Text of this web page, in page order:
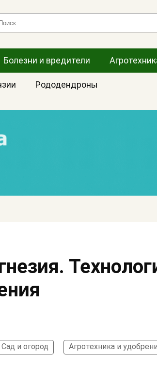
Болезни и вредители
Рододендроны
Сад и огород Агротехника и